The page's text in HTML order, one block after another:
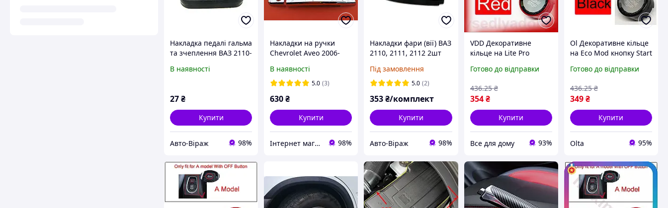
Накладка педалі гальма
та зчеплення ВАЗ 2110-
2172, Гранта 2190
В наявності
27₴
Купити
Авто-Віраж 98%
Накладки на ручки
Chevrolet Aveo 2006-
В наявності
5.0 (3)
630₴
Купити
Інтернет магазин автообвісу auto-chrom 98%
Накладки фари (вії) ВАЗ
2110, 2111, 2112 2шт
Під замовлення
5.0 (2)
353₴/комплект
Купити
Авто-Віраж 98%
VDD Декоративне
кільце на Lite Pro
червоний стильний
захисту в VDD11-S
Готово до відправки
354 ₴
436.25 ₴
Купити
Все для дому 93%
Ol Декоративне кільце
на Eco Mod кнопку Start
захисту кнопки та
TOP22-G
Готово до відправки
349₴
436.25 ₴
Купити
Olta 95%